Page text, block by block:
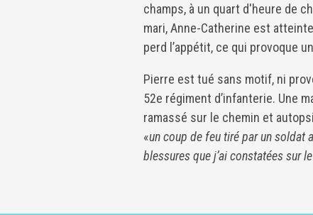
champs, à un quart d'heure de
mari, Anne-Catherine est
perd l’appétit, ce qui provoque
Pierre est tué sans motif, ni
52e régiment d’infanterie. Une
ramassé sur le chemin et
«un coup de feu tiré par un soldat
blessures que j’ai constatées sur